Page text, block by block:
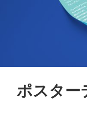
ポスター